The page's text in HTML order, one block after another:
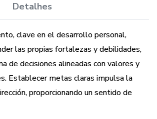
Detalhes
clave en el desarrollo personal,
las propias fortalezas y debilidades,
de decisiones alineadas con valores y
Establecer metas claras impulsa la
proporcionando un sentido de